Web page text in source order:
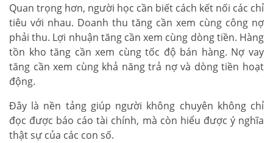
Quan trọng hơn, người học cần biết cách kết nối các chỉ
tiêu với nhau. Doanh thu tăng cần xem cùng công nợ
phải thu. Lợi nhuận tăng cần xem cùng dòng tiền. Hàng
tồn kho tăng cần xem cùng tốc độ bán hàng. Nợ vay
tăng cần xem cùng khả năng trả nợ và dòng tiền hoạt
động.
Đây là nền tảng giúp người không chuyên không chỉ
đọc được báo cáo tài chính, mà còn hiểu được ý nghĩa
thật sự của các con số.